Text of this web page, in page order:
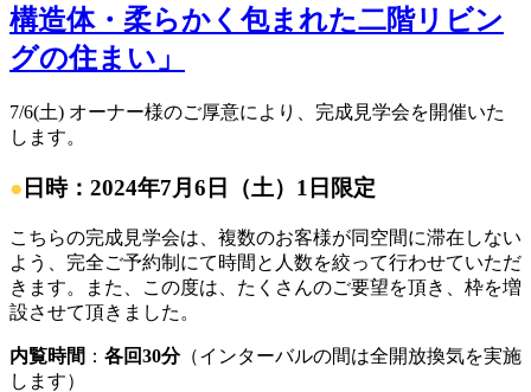
構造体・柔らかく包まれた二階リビン
グの住まい」
7/6(土) オーナー様のご厚意により、完成見学会を開催いた
します。
● 日時：2024年7月6日（土）1日限定
こちらの完成見学会は、複数のお客様が同空間に滞在しない
よう、完全ご予約制にて時間と人数を絞って行わせていただ
きます。また、この度は、たくさんのご要望を頂き、枠を増
設させて頂きました。
内覧時間 ： 各回30分（インターバルの間は全開放換気を実施
します）